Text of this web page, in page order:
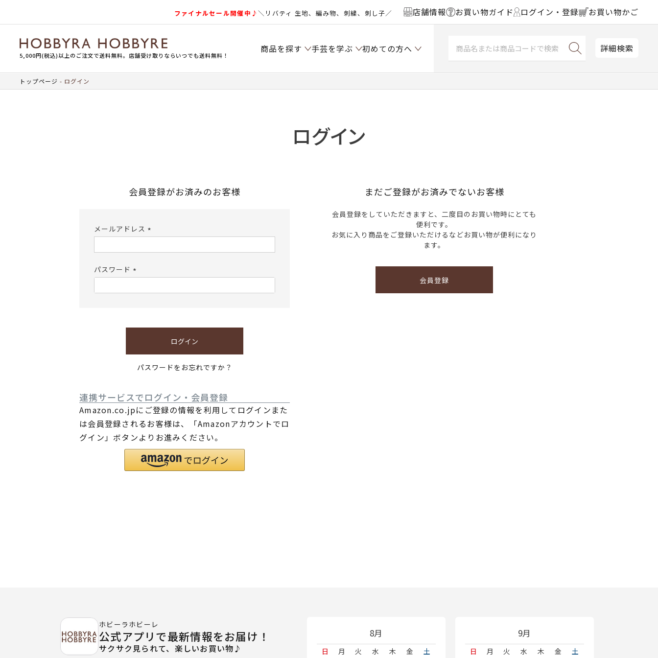
ファイナルセール開催中♪＼リバティ 生地、編み物、刺繍、刺し子／ 店舗情報 お買い物ガイド ログイン・登録 お買い物かご
5,000円(税込)以上のご注文で送料無料。店舗受け取りならいつでも送料無料！
商品を探す 手芸を学ぶ 初めての方へ 詳細検索
トップページ ログイン
ログイン
会員登録がお済みのお客様
メールアドレス
須)
パスワード
須)
ログイン
パスワードをお忘れですか？
連携サービスでログイン・会員登録
Amazon.co.jpにご登録の情報を利用してログインまた
は会員登録されるお客様は、「Amazonアカウントでロ
グイン」ボタンよりお進みください。
まだご登録がお済みでないお客様
会員登録をしていただきますと、二度目のお買い物時にとても
便利です。
お気に入り商品をご登録いただけるなどお買い物が便利になり
ます。
会員登録
8月
日 月 火 水 木 金 土
9月
日 月 火 水 木 金 土
ホビーラホビーレ
公式アプリで最新情報をお届け！
サクサク見られて、楽しいお買い物♪